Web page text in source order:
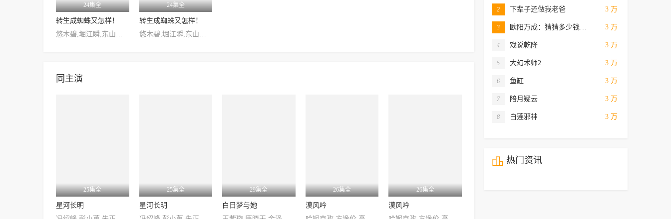
24集全
转生成蜘蛛又怎样！
24集全
转生成蜘蛛又怎样！
同主演
25集全
星河长明
25集全
星河长明
29集全
白日梦与她
26集全
漠风吟
26集全
漠风吟
2 下辈子还做我老爸 3 万
3 欧阳万成：猜猜多少钱… 3 万
4 戏说乾隆 3 万
5 大幻术师2 3 万
6 鱼缸 3 万
7 陪月疑云 3 万
8 白莲邪神 3 万
 热门资讯